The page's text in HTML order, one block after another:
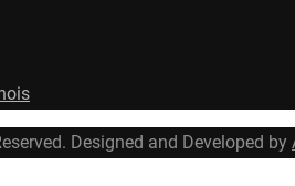
Designed and Developed by